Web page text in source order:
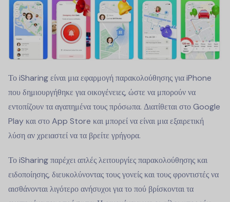
Το iSharing είναι μια εφαρμογή παρακολούθησης για iPhone
που δημιουργήθηκε για οικογένειες, ώστε να μπορούν να
εντοπίζουν τα αγαπημένα τους πρόσωπα. Διατίθεται στο Google
Play και στο App Store και μπορεί να είναι μια εξαιρετική
λύση αν χρειαστεί να τα βρείτε γρήγορα.
Το iSharing παρέχει απλές λειτουργίες παρακολούθησης και
ειδοποίησης, διευκολύνοντας τους γονείς και τους φροντιστές να
αισθάνονται λιγότερο ανήσυχοι για το πού βρίσκονται τα